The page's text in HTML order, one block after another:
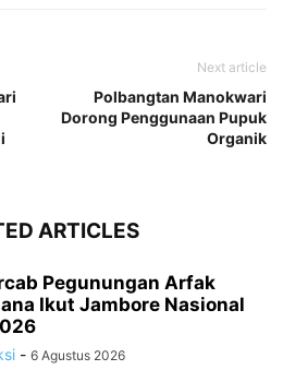
Next article
Polbangtan Manokwari
Dorong Penggunaan Pupuk
Organik
ARTICLES
Pegunungan Arfak
Ikut Jambore Nasional
- 6 Agustus 2026